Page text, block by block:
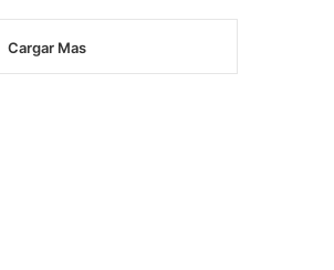
Cargar Mas